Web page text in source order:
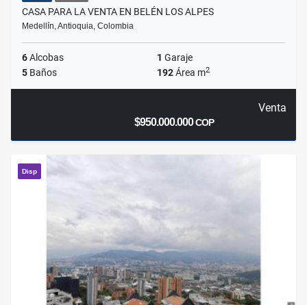
CASA PARA LA VENTA EN BELÉN LOS ALPES
Medellín, Antioquia, Colombia
6Alcobas 1 Garaje
5 Baños 192Área m2
Venta
$950.000.000COP
Disp